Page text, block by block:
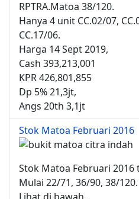
RPTRA.Matoa 38/120.
Hanya 4 unit CC.02/07,
CC.17/06.
Harga 14 Sept 2019,
Cash 393,213,001
KPR 426,801,855
Dp 5% 21,3jt,
Angs 20th 3,1jt
Stok Matoa Februari 2016
Stok Matoa Februari 2016
Mulai 22/71, 36/90, 38/